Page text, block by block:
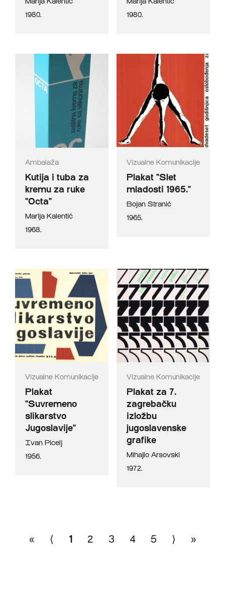
1980.
1980.
Ambalaža
Kutija i tuba za
kremu za ruke
"Octa"
Marija Kalentić
1968.
Vizualne Komunikacije
Plakat "Slet
mladosti 1965."
Bojan Stranić
1965.
Vizualne Komunikacije
Plakat
"Suvremeno
slikarstvo
Jugoslavije"
Ivan Picelj
1956.
Vizualne Komunikacije
Plakat za 7.
zagrebačku
izložbu
jugoslavenske
grafike
Mihajlo Arsovski
1972.
« ⟨ 1 2 3 4 5 ⟩ »